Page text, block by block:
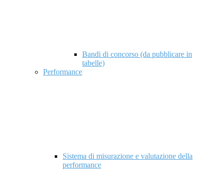
Bandi di concorso (da pubblicare in
tabelle)
Performance
Sistema di misurazione e valutazione della
performance